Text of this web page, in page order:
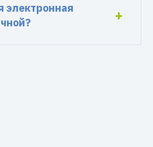
электронная